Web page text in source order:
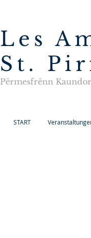
Les
St.
Përmesfrënn
START